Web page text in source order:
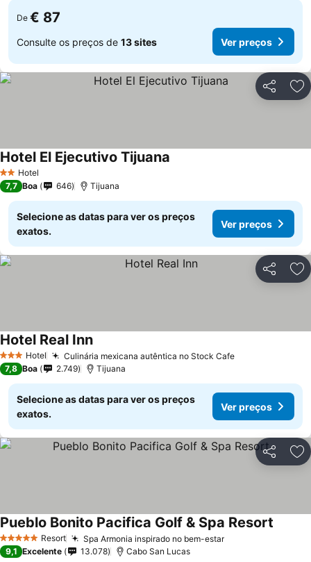
De € 87
Consulte os preços de 13 sites Ver preços
Partilhar
2 Estrelas
Hotel
Hotel El Ejecutivo Tijuana
7,7 Boa 646 Tijuana
Selecione as datas para ver os preços
exatos.
Ver preços
Partilhar
3 EstrelasHotel Culinária mexicana autêntica no Stock Cafe
Hotel Real Inn
7,8 Boa 2.749 Tijuana
Selecione as datas para ver os preços
exatos.
Ver preços
Partilhar
5 Estrelas Resort Spa Armonia inspirado no bem-estar
Pueblo Bonito Pacifica Golf & Spa Resort
9,1 Excelente 13.078 Cabo San Lucas